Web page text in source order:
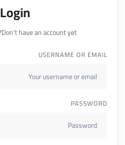
Login
Don't have an account yet?
USERNAME OR EMAIL
PASSWORD